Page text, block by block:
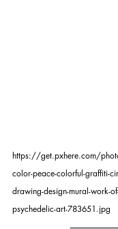
https://get.pxhere.com/
color-peace-colorful-graffiti-
drawing-design-mural-work-
psychedelic-art-783651.jpg